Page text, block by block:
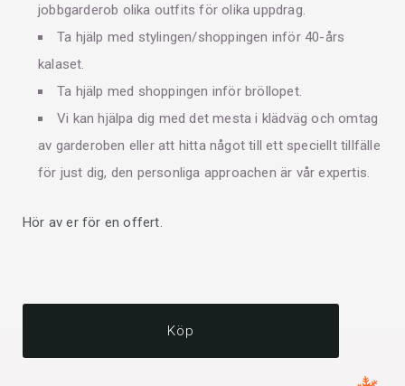
jobbgarderob olika outfits för olika uppdrag.
Ta hjälp med stylingen/shoppingen inför 40-års
kalaset.
Ta hjälp med shoppingen inför bröllopet.
Vi kan hjälpa dig med det mesta i klädväg och omtag
av garderoben eller att hitta något till ett speciellt tillfälle
för just dig, den personliga approachen är vår expertis.
Hör av er för en offert.
Köp